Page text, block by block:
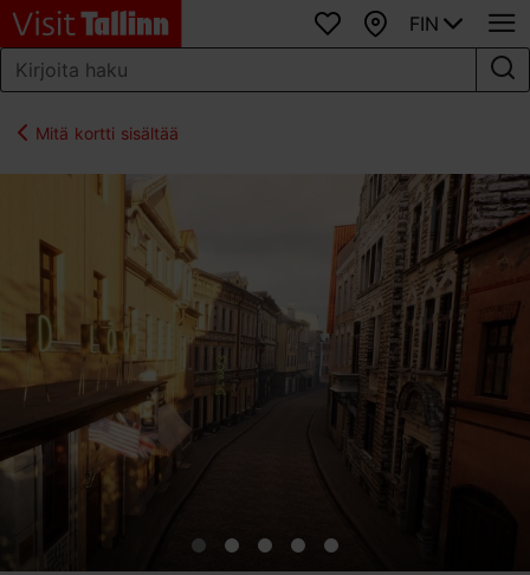
SuosikitKartta
FIN
Mitä kortti sisältää